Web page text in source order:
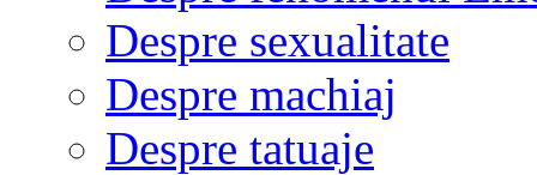
Despre sexualitate
Despre machiaj
Despre tatuaje